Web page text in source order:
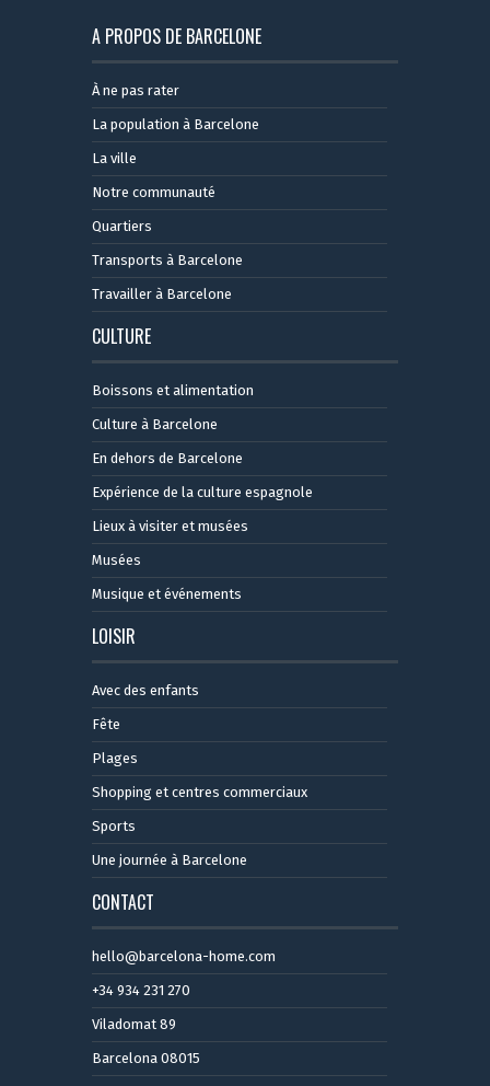
A PROPOS DE BARCELONE
À ne pas rater
La population à Barcelone
La ville
Notre communauté
Quartiers
Transports à Barcelone
Travailler à Barcelone
CULTURE
Boissons et alimentation
Culture à Barcelone
En dehors de Barcelone
Expérience de la culture espagnole
Lieux à visiter et musées
Musées
Musique et événements
LOISIR
Avec des enfants
Fête
Plages
Shopping et centres commerciaux
Sports
Une journée à Barcelone
CONTACT
hello@barcelona-home.com
+34 934 231 270
Viladomat 89
Barcelona 08015